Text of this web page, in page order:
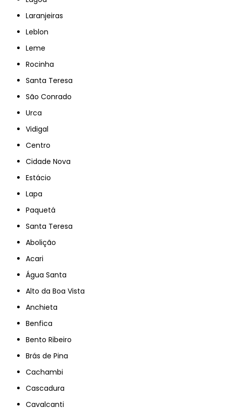
Laranjeiras
Leblon
Leme
Rocinha
Santa Teresa
São Conrado
Urca
Vidigal
Centro
Cidade Nova
Estácio
Lapa
Paquetá
Santa Teresa
Abolição
Acari
Água Santa
Alto da Boa Vista
Anchieta
Benfica
Bento Ribeiro
Brás de Pina
Cachambi
Cascadura
Cavalcanti